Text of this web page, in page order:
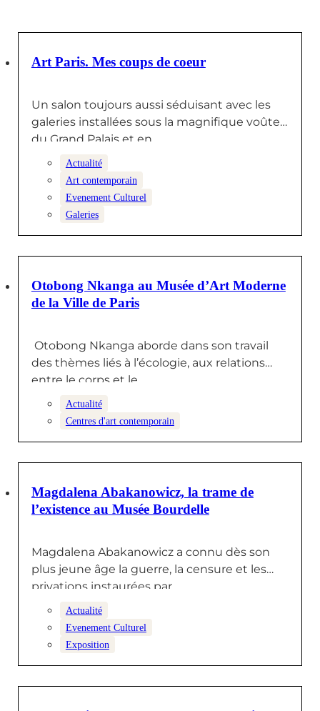
14 AVRIL 2026
Art Paris. Mes coups de coeur
Un salon toujours aussi séduisant avec les
galeries installées sous la magnifique voûte
du Grand Palais et en…
Actualité
Art contemporain
Evenement Culturel
Galeries
22 JANVIER 2026
Otobong Nkanga au Musée d’Art Moderne
de la Ville de Paris
Otobong Nkanga aborde dans son travail
des thèmes liés à l’écologie, aux relations
entre le corps et le…
Actualité
Centres d'art contemporain
29 DÉCEMBRE 2025
Magdalena Abakanowicz, la trame de
l’existence au Musée Bourdelle
Magdalena Abakanowicz a connu dès son
plus jeune âge la guerre, la censure et les
privations instaurées par…
Actualité
Evenement Culturel
Exposition